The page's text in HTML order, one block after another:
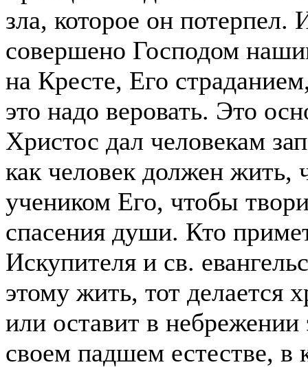
зла, которое он потерпел.
совершено Господом
на Кресте, Его
это надо веровать. Это
Христос дал человекам
как человек должен жить,
учеником Его, чтобы
спасения души. Кто
Искупителя и св.
этому жить, тот делается
или оставит в небрежении
своем падшем естестве, в